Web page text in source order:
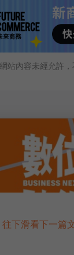
站內容未經允許，
往下滑看下一篇